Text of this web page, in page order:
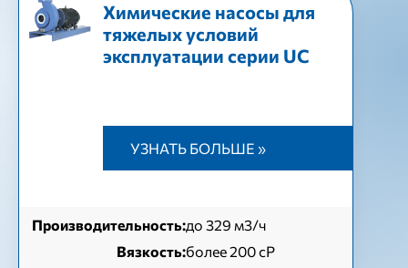
Химические насосы для
тяжелых условий
эксплуатации серии UC
УЗНАТЬ БОЛЬШЕ »
Производительность:до 329 м3/ч
Вязкость:более 200 сР